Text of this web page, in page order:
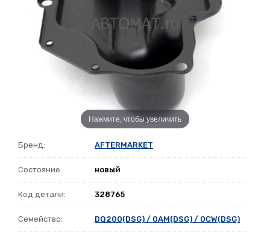
Нажмите, чтобы увеличить
Бренд: AFTERMARKET
Состояние: новый
Код детали: 328765
Семейство: DQ200(DSG) / 0AM(DSG) / 0CW(DSG)